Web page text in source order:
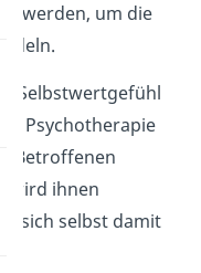
werden, um die
Selbstwertgefühl
Psychotherapie
Betroffenen
wird ihnen
sich selbst damit